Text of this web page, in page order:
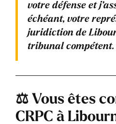
votre défense et
échéant, votre
juridiction de
tribunal compétent.
⚖️ Vous êtes
CRPC à